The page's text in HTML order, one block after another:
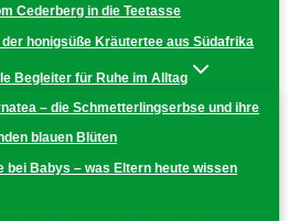
Cederberg in die Teetasse
der honigsüße Kräutertee aus Südafrika
Begleiter für Ruhe im Alltag
– die Schmetterlingserbse und ihre
blauen Blüten
bei Babys – was Eltern heute wissen